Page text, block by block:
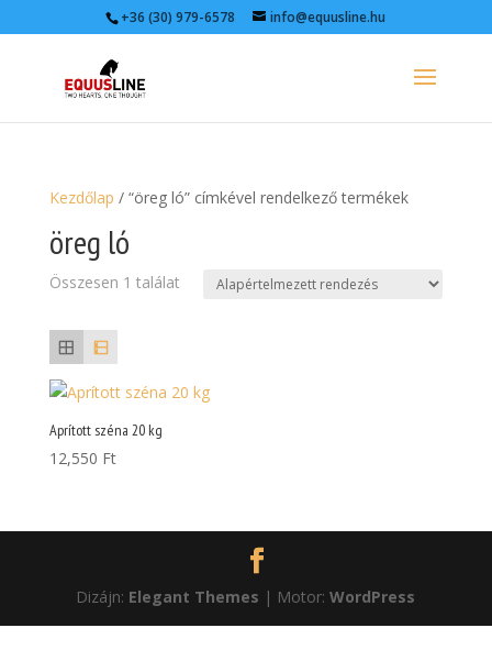
+36 (30) 979-6578 info@equusline.hu
Kezdőlap / “öreg ló” címkével rendelkező termékek
öreg ló
Összesen 1 találat
Aprított széna 20 kg
12,550 Ft
Dizájn: Elegant Themes | Motor:WordPress